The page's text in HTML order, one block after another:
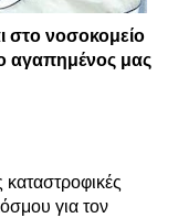
στο νοσοκομείο
ο αγαπημένος μας
για τον